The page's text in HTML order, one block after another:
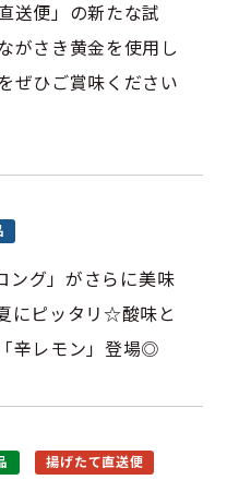
送便」の新たな試
がさき黄金を使用し
ぜひご賞味ください
ング」がさらに美味
にピッタリ☆酸味と
辛レモン」登場◎
揚げたて直送便